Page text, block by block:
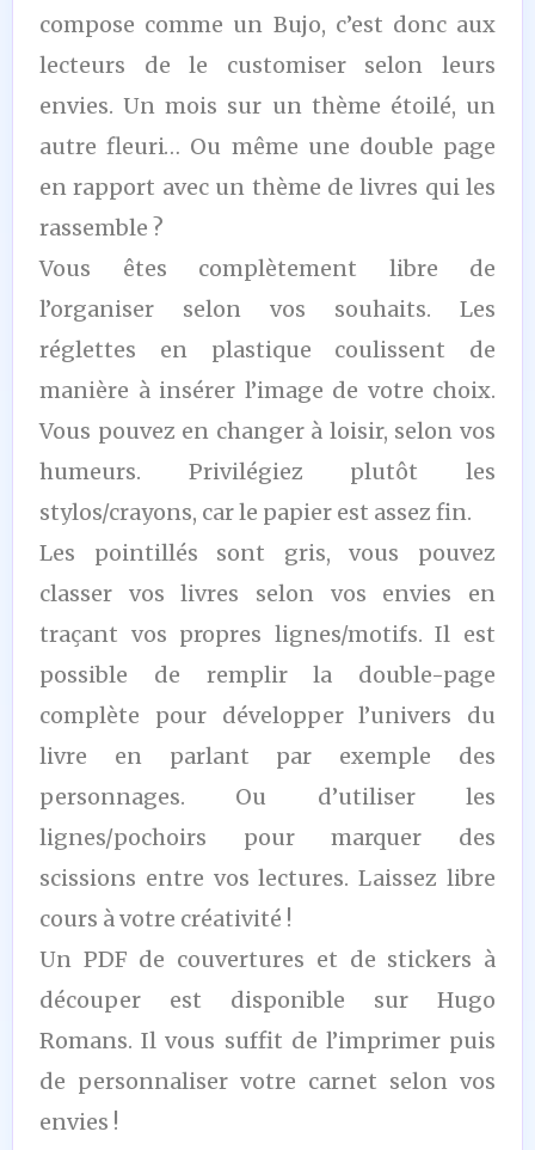
compose comme un Bujo, c’est donc aux
lecteurs de le customiser selon leurs
envies. Un mois sur un thème étoilé, un
autre fleuri… Ou même une double page
en rapport avec un thème de livres qui les
rassemble ?
Vous êtes complètement libre de
l’organiser selon vos souhaits. Les
réglettes en plastique coulissent de
manière à insérer l’image de votre choix.
Vous pouvez en changer à loisir, selon vos
humeurs. Privilégiez plutôt les
stylos/crayons, car le papier est assez fin.
Les pointillés sont gris, vous pouvez
classer vos livres selon vos envies en
traçant vos propres lignes/motifs. Il est
possible de remplir la double-page
complète pour développer l’univers du
livre en parlant par exemple des
personnages. Ou d’utiliser les
lignes/pochoirs pour marquer des
scissions entre vos lectures. Laissez libre
cours à votre créativité !
Un PDF de couvertures et de stickers à
découper est disponible sur Hugo
Romans. Il vous suffit de l’imprimer puis
de personnaliser votre carnet selon vos
envies !